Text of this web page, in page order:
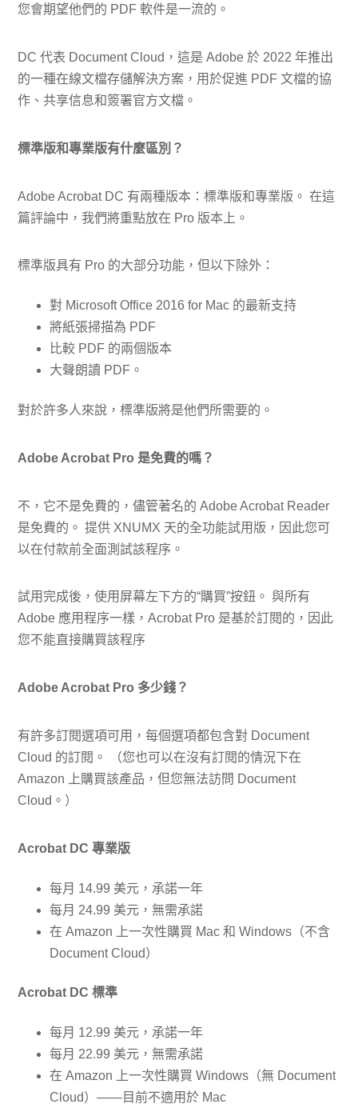
您會期望他們的 PDF 軟件是一流的。
DC 代表 Document Cloud，這是 Adob​​e 於 2022 年推出
的一種在線文檔存儲解決方案，用於促進 PDF 文檔的協
作、共享信息和簽署官方文檔。
標準版和專業版有什麼區別？
Adobe Acrobat DC 有兩種版本：標準版和專業版。 在這
篇評論中，我們將重點放在 Pro 版本上。
標準版具有 Pro 的大部分功能，但以下除外：
對 Microsoft Office 2016 for Mac 的最新支持
將紙張掃描為 PDF
比較 PDF 的兩個版本
大聲朗讀 PDF。
對於許多人來說，標準版將是他們所需要的。
Adobe Acrobat Pro 是免費的嗎？
不，它不是免費的，儘管著名的 Adob​​e Acrobat Reader
是免費的。 提供 XNUMX 天的全功能試用版，因此您可
以在付款前全面測試該程序。
試用完成後，使用屏幕左下方的“購買”按鈕。 與所有
Adob​​e 應用程序一樣，Acrobat Pro 是基於訂閱的，因此
您不能直接購買該程序
Adobe Acrobat Pro 多少錢？
有許多訂閱選項可用，每個選項都包含對 Document
Cloud 的訂閱。 （您也可以在沒有訂閱的情況下在
Amazon 上購買該產品，但您無法訪問 Document
Cloud。）
Acrobat DC 專業版
每月 14.99 美元，承諾一年
每月 24.99 美元，無需承諾
在 Amazon 上一次性購買 Mac 和 Windows（不含
Document Cloud）
Acrobat DC 標準
每月 12.99 美元，承諾一年
每月 22.99 美元，無需承諾
在 Amazon 上一次性購買 Windows（無 Document
Cloud）——目前不適用於 Mac